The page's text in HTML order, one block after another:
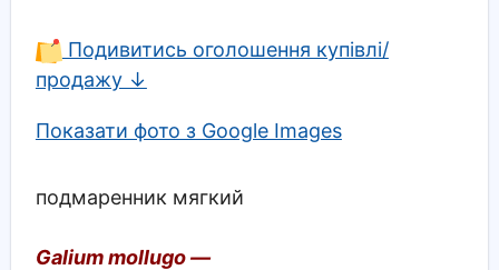
Подивитись оголошення купівлі/
продажу ↓
Показати фото з Google Images
подмаренник мягкий
Galium mollugo —